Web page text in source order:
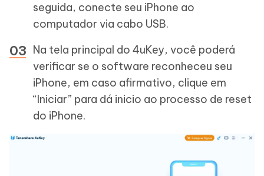
seguida, conecte seu iPhone ao
computador via cabo USB.
Na tela principal do 4uKey, você poderá
verificar se o software reconheceu seu
iPhone, em caso afirmativo, clique em
“Iniciar” para dá inicio ao processo de reset
do iPhone.